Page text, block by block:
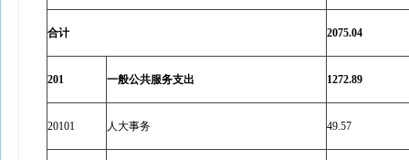
合计 2075.04
201 一般公共服务支出 1272.89
20101 人大事务 49.57